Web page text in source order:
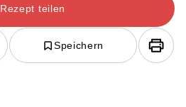
Rezept teilen
Speichern